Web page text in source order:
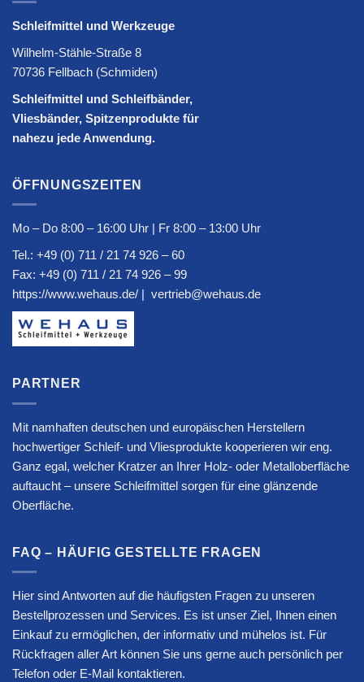
Schleifmittel und Werkzeuge
Wilhelm-Stähle-Straße 8
70736 Fellbach (Schmiden)
Schleifmittel und Schleifbänder,
Vliesbänder, Spitzenprodukte für
nahezu jede Anwendung.
ÖFFNUNGSZEITEN
Mo – Do 8:00 – 16:00 Uhr | Fr 8:00 – 13:00 Uhr
Tel.: +49 (0) 711 / 21 74 926 – 60
Fax: +49 (0) 711 / 21 74 926 – 99
https://www.wehaus.de/ | vertrieb@wehaus.de
PARTNER
Mit namhaften deutschen und europäischen Herstellern
hochwertiger Schleif- und Vliesprodukte kooperieren wir eng.
Ganz egal, welcher Kratzer an Ihrer Holz- oder Metalloberfläche
auftaucht – unsere Schleifmittel sorgen für eine glänzende
Oberfläche.
FAQ – HÄUFIG GESTELLTE FRAGEN
Hier sind Antworten auf die häufigsten Fragen zu unseren
Bestellprozessen und Services. Es ist unser Ziel, Ihnen einen
Einkauf zu ermöglichen, der informativ und mühelos ist. Für
Rückfragen aller Art können Sie uns gerne auch persönlich per
Telefon oder E-Mail kontaktieren.